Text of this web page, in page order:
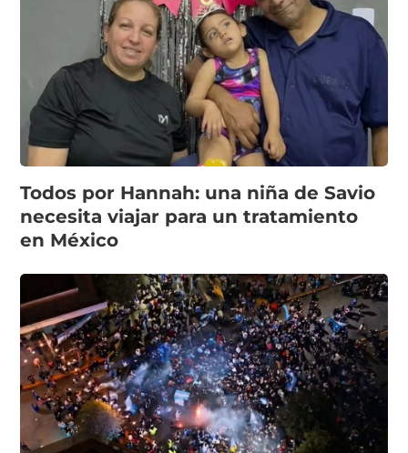
Todos por Hannah: una niña de Savio
necesita viajar para un tratamiento
en México